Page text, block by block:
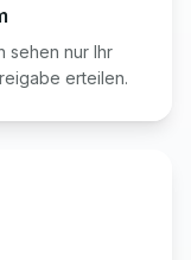
sehen nur Ihr
erteilen.